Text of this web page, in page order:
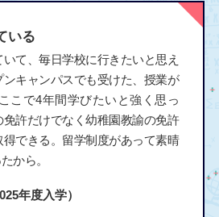
いる
て、毎日学校に行きたいと思え
ンキャンパスでも受けた、授業が
こで4年間学びたいと強く思っ
許だけでなく幼稚園教諭の免許
できる。留学制度があって素晴
から。
年度入学）